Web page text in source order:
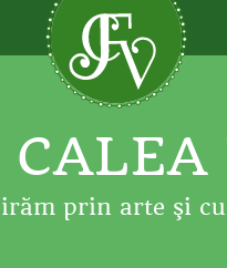
prin arte şi